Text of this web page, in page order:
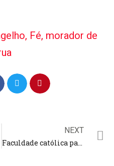
, Fé, morador de
NEXT
Faculdade católica para mulheres aceitará homens que se identificam como mulheres; “medida controversa”